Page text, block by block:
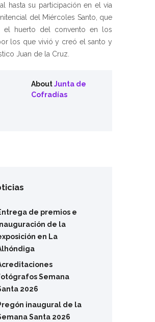
hasta su participación en el via
del Miércoles Santo, que
el huerto del convento en los
los que vivió y creó el santo y
Juan de la Cruz.
AboutJunta de
Cofradías
de premios e
de la
en La
Semana
2026
inaugural de la
Santa 2026